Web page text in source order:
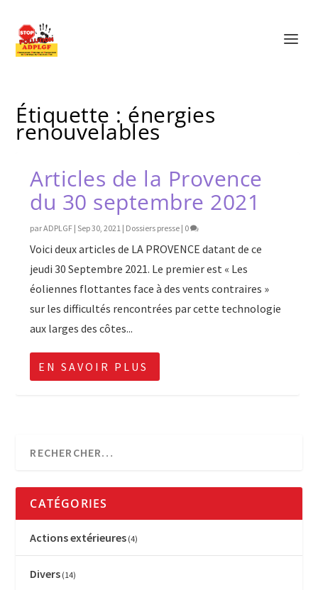
Étiquette : énergies
renouvelables
Articles de la Provence
du 30 septembre 2021
parADPLGF | Sep 30, 2021 | Dossiers presse | 0
Voici deux articles de LA PROVENCE datant de ce
jeudi 30 Septembre 2021. Le premier est « Les
éoliennes flottantes face à des vents contraires »
sur les difficultés rencontrées par cette technologie
aux larges des côtes...
EN SAVOIR PLUS
CATÉGORIES
Actions extérieures (4)
Divers (14)